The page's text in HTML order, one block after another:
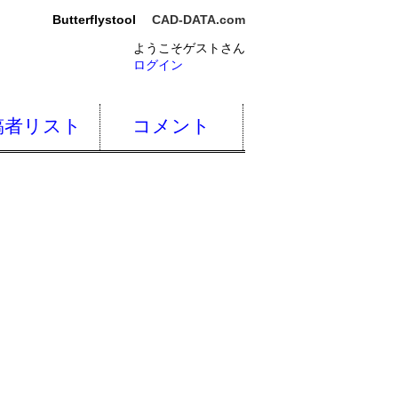
Butterflystool
CAD-DATA.com
ようこそゲストさん
ログイン
リスト コメント